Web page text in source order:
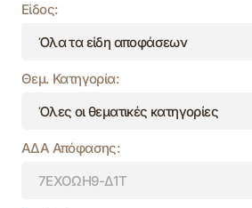
Είδος:
Θεμ. Κατηγορία:
ΑΔΑ Απόφασης: